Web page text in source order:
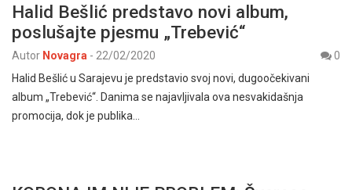
Halid Bešlić predstavo novi album,
poslušajte pjesmu „Trebević“
Autor Novagra - 22/02/2020
0
Halid Bešlić u Sarajevu je predstavio svoj novi, dugoočekivani
album „Trebević“. Danima se najavljivala ova nesvakidašnja
promocija, dok je publika…